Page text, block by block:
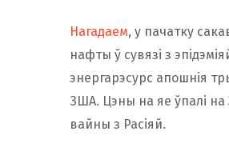
Нагадаем, у пачатку
нафты ў сувязі з
энергарэсурс апошнія
ЗША. Цэны на яе ўпалі на
вайны з Расіяй.